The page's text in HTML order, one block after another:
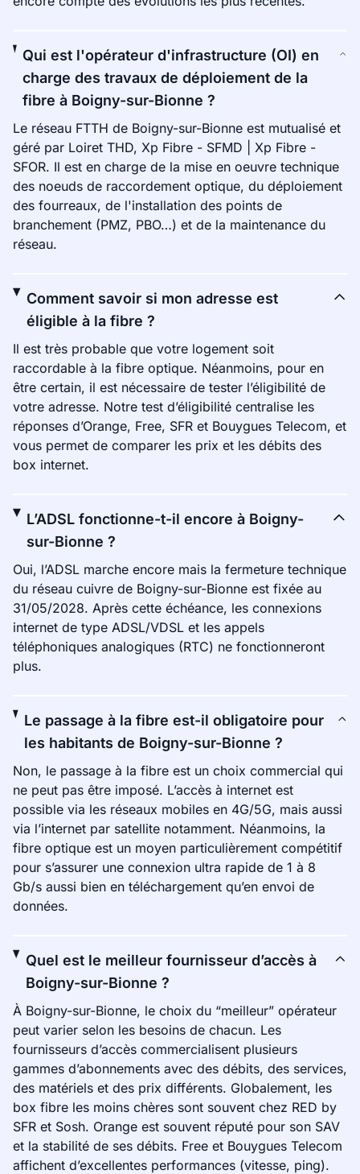
Qui est l'opérateur d'infrastructure (OI) en
charge des travaux de déploiement de la
fibre à Boigny-sur-Bionne ?
Le réseau FTTH de Boigny-sur-Bionne est mutualisé et
géré par Loiret THD, Xp Fibre - SFMD | Xp Fibre -
SFOR. Il est en charge de la mise en oeuvre technique
des noeuds de raccordement optique, du déploiement
des fourreaux, de l'installation des points de
branchement (PMZ, PBO…) et de la maintenance du
réseau.
Comment savoir si mon adresse est
éligible à la fibre ?
Il est très probable que votre logement soit
raccordable à la fibre optique. Néanmoins, pour en
être certain, il est nécessaire de tester l’éligibilité de
votre adresse. Notre test d’éligibilité centralise les
réponses d’Orange, Free, SFR et Bouygues Telecom, et
vous permet de comparer les prix et les débits des
box internet.
L’ADSL fonctionne-t-il encore à Boigny-
sur-Bionne ?
Oui, l’ADSL marche encore mais la fermeture technique
du réseau cuivre de Boigny-sur-Bionne est fixée au
31/05/2028. Après cette échéance, les connexions
internet de type ADSL/VDSL et les appels
téléphoniques analogiques (RTC) ne fonctionneront
plus.
Le passage à la fibre est-il obligatoire pour
les habitants de Boigny-sur-Bionne ?
Non, le passage à la fibre est un choix commercial qui
ne peut pas être imposé. L’accès à internet est
possible via les réseaux mobiles en 4G/5G, mais aussi
via l’internet par satellite notamment. Néanmoins, la
fibre optique est un moyen particulièrement compétitif
pour s’assurer une connexion ultra rapide de 1 à 8
Gb/s aussi bien en téléchargement qu’en envoi de
données.
Quel est le meilleur fournisseur d’accès à
Boigny-sur-Bionne ?
À Boigny-sur-Bionne, le choix du “meilleur” opérateur
peut varier selon les besoins de chacun. Les
fournisseurs d’accès commercialisent plusieurs
gammes d’abonnements avec des débits, des services,
des matériels et des prix différents. Globalement, les
box fibre les moins chères sont souvent chez RED by
SFR et Sosh. Orange est souvent réputé pour son SAV
et la stabilité de ses débits. Free et Bouygues Telecom
affichent d’excellentes performances (vitesse, ping).